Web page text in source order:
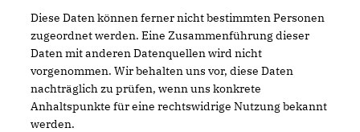
Diese Daten können ferner nicht bestimmten Personen
zugeordnet werden. Eine Zusammenführung dieser
Daten mit anderen Datenquellen wird nicht
vorgenommen. Wir behalten uns vor, diese Daten
nachträglich zu prüfen, wenn uns konkrete
Anhaltspunkte für eine rechtswidrige Nutzung bekannt
werden.